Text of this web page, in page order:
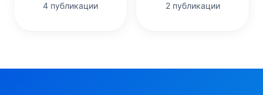
4 публикации 2 публикации